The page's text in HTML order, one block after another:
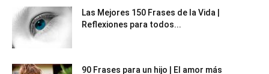
Las Mejores 150 Frases de la Vida |
Reflexiones para todos...
90 Frases para un hijo | El amor más